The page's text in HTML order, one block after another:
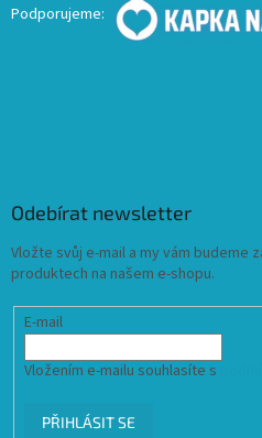
Podporujeme:
Odebírat newsletter
Vložte svůj e-mail a my vám budeme
produktech na našem e-shopu.
E-mail
Vložením e-mailu souhlasíte s
PŘIHLÁSIT SE